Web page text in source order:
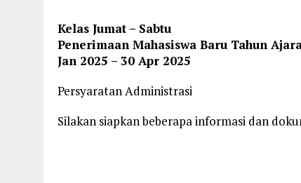
Kelas Jumat – Sabtu
Penerimaan Mahasiswa Baru Tahun
Jan 2025 – 30 Apr 2025
Persyaratan Administrasi
Silakan siapkan beberapa informasi dan